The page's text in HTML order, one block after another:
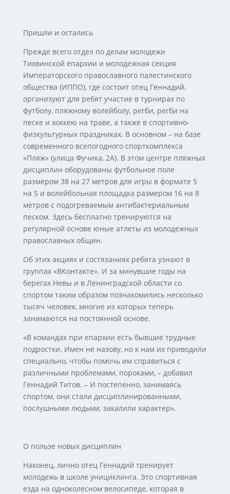
Пришли и остались
Прежде всего отдел по делам молодежи
Тихвинской епархии и молодежная секция
Императорского православного палестинского
общества (ИППО), где состоит отец Геннадий,
организуют для ребят участие в турнирах по
футболу, пляжному волейболу, регби, регби на
песке и хоккею на траве, а также в спортивно-
физкультурных праздниках. В основном – на базе
современного всепогодного спорткомплекса
«Пляж» (улица Фучика, 2А). В этом центре пляжных
дисциплин оборудованы футбольное поле
размером 38 на 27 метров для игры в формате 5
на 5 и волейбольная площадка размером 16 на 8
метров с подогреваемым антибактериальным
песком. Здесь бесплатно тренируются на
регулярной основе юные атлеты из молодежных
православных общин.
Об этих акциях и состязаниях ребята узнают в
группах «ВКонтакте». И за минувшие годы на
берегах Невы и в Ленинградской области со
спортом таким образом познакомились несколько
тысяч человек, многие из которых теперь
занимаются на постоянной основе.
«В командах при епархии есть бывшие трудные
подростки. Имен не назову, но к нам их приводили
специально, чтобы помочь им справиться с
различными проблемами, пороками, – добавил
Геннадий Титов. – И постепенно, занимаясь
спортом, они стали дисциплинированными,
послушными людьми, закалили характер».
О пользе новых дисциплин
Наконец, лично отец Геннадий тренирует
молодежь в школе унициклинга. Это спортивная
езда на одноколесном велосипеде, которая в